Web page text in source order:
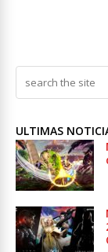
ULTIMAS